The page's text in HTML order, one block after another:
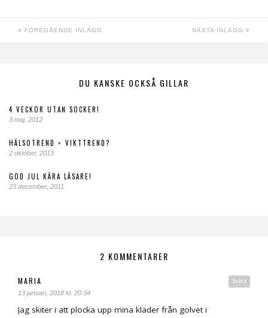
FÖREGÅENDE INLÄGG NÄSTA INLÄGG
DU KANSKE OCKSÅ GILLAR
4 VECKOR UTAN SOCKER!
3 maj, 2012
HÄLSOTREND = VIKTTREND?
2 oktober, 2013
GOD JUL KÄRA LÄSARE!
23 december, 2011
2 KOMMENTARER
Svara
MARIA
13 januari, 2018 kl. 20:34
Jag skiter i att plocka upp mina kläder från golvet i